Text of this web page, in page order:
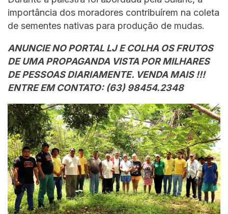
importância dos moradores contribuírem na coleta
de sementes nativas para produção de mudas.
ANUNCIE NO PORTAL LJ E COLHA OS FRUTOS
DE UMA PROPAGANDA VISTA POR MILHARES
DE PESSOAS DIARIAMENTE. VENDA MAIS !!!
ENTRE EM CONTATO: (63) 98454.2348